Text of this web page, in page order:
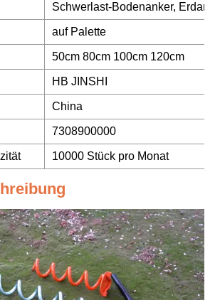
Schwerlast-Bodenanker,
auf Palette
50cm 80cm 100cm 120cm
HB JINSHI
China
7308900000
10000 Stück pro Monat